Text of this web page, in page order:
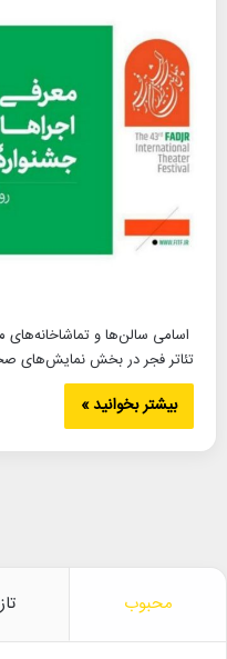
اسامی سالن‌ها و
تئاتر فجر در بخش نمایش‌های
بیشتر بخوانید »
محبوب